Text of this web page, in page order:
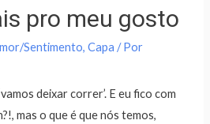
pro meu gosto
Sentimento,Capa / Por
deixar correr’. E eu fico com
mas o que é que nós temos,